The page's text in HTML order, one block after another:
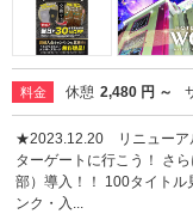
料金 休憩 2,480 円 ～
★2023.12.20 リニューア
ターゲートに行こう！ さ
部）導入！！ 100タイトル
ンク・入...